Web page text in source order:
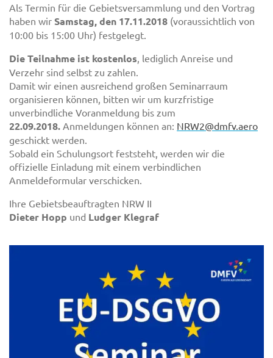
Als Termin für die Gebietsversammlung und den Vortrag
haben wir Samstag, den 17.11.2018 (voraussichtlich von
10:00 bis 15:00 Uhr) festgelegt.
Die Teilnahme ist kostenlos , lediglich Anreise und
Verzehr sind selbst zu zahlen.
Damit wir einen ausreichend großen Seminarraum
organisieren können, bitten wir um kurzfristige
unverbindliche Voranmeldung bis zum
22.09.2018. Anmeldungen können an: NRW2@dmfv.aero
geschickt werden.
Sobald ein Schulungsort feststeht, werden wir die
offizielle Einladung mit einem verbindlichen
Anmeldeformular verschicken.
Ihre Gebietsbeauftragten NRW II
Dieter Hopp und Ludger Klegraf